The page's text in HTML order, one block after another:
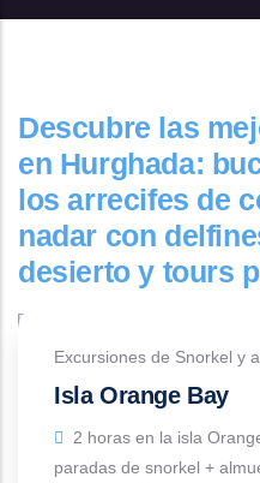
Descubre las
en Hurghada:
los arrecifes de
nadar con
desierto y tours
Excursiones de Snorkel y
Isla Orange Bay
2 horas en la isla
paradas de snorkel +